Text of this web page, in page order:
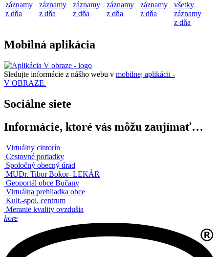
záznamy
z dňa
záznamy
z dňa
záznamy
z dňa
záznamy
z dňa
záznamy
z dňa
všetky
záznamy
z dňa
Mobilná aplikácia
Sledujte informácie z nášho webu v mobilnej aplikácii -
V OBRAZE.
Sociálne siete
Informácie, ktoré vás môžu zaujímať…
Virtuálny cintorín
Cestovné poriadky
Spoločný obecný úrad
MUDr. Tibor Bokor- LEKÁR
Geoportál obce Bučany
Virtuálna prehliadka obce
Kult.-spol. centrum
Meranie kvality ovzdušia
hore